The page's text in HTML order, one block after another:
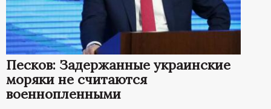
Песков: Задержанные украинские
моряки не считаются
военнопленными